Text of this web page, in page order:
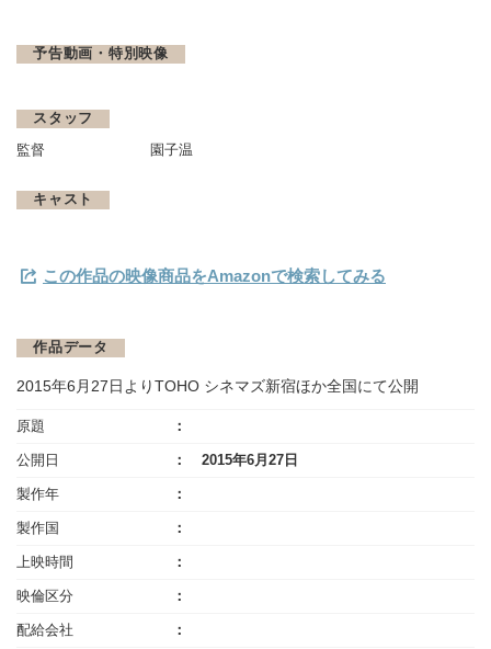
予告動画・特別映像
スタッフ
監督 園子温
キャスト
この作品の映像商品をAmazonで検索してみる
作品データ
2015年6月27日よりTOHO シネマズ新宿ほか全国にて公開
原題
公開日 2015年6月27日
製作年
製作国
上映時間
映倫区分
配給会社